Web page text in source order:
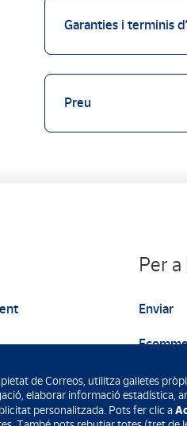
Garanties i terminis
Preu
Per
Enviar
de Correos, utilitza galletes
elaborar informació estadística,
personalitzada. Pots fer clic a